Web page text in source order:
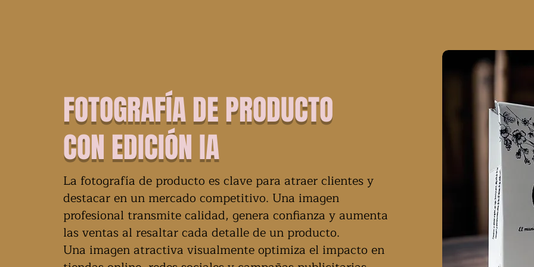
FOTOGRAFÍA DE PRODUCTO
CON EDICIÓN IA
La fotografía de producto es clave para atraer clientes y
destacar en un mercado competitivo. Una imagen
profesional transmite calidad, genera confianza y aumenta
las ventas al resaltar cada detalle de un producto.
Una imagen atractiva visualmente optimiza el impacto en